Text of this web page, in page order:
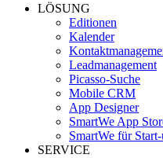
LÖSUNG
Editionen
Kalender
Leadmanagement
Picasso-Suche
Mobile CRM
App Designer
SmartWe App
SmartWe für
SERVICE